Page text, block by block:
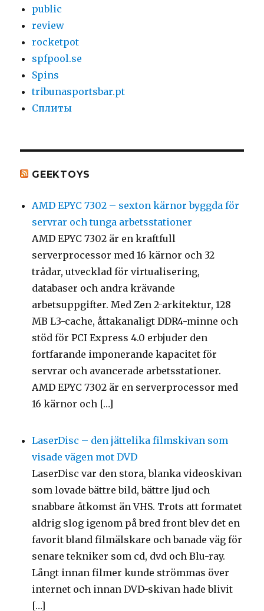
public
review
rocketpot
spfpool.se
Spins
tribunasportsbar.pt
Сплиты
GEEKTOYS
AMD EPYC 7302 – sexton kärnor byggda för
servrar och tunga arbetsstationer
AMD EPYC 7302 är en kraftfull
serverprocessor med 16 kärnor och 32
trådar, utvecklad för virtualisering,
databaser och andra krävande
arbetsuppgifter. Med Zen 2-arkitektur, 128
MB L3-cache, åttakanaligt DDR4-minne och
stöd för PCI Express 4.0 erbjuder den
fortfarande imponerande kapacitet för
servrar och avancerade arbetsstationer.
AMD EPYC 7302 är en serverprocessor med
16 kärnor och […]
LaserDisc – den jättelika filmskivan som
visade vägen mot DVD
LaserDisc var den stora, blanka videoskivan
som lovade bättre bild, bättre ljud och
snabbare åtkomst än VHS. Trots att formatet
aldrig slog igenom på bred front blev det en
favorit bland filmälskare och banade väg för
senare tekniker som cd, dvd och Blu-ray.
Långt innan filmer kunde strömmas över
internet och innan DVD-skivan hade blivit
[…]